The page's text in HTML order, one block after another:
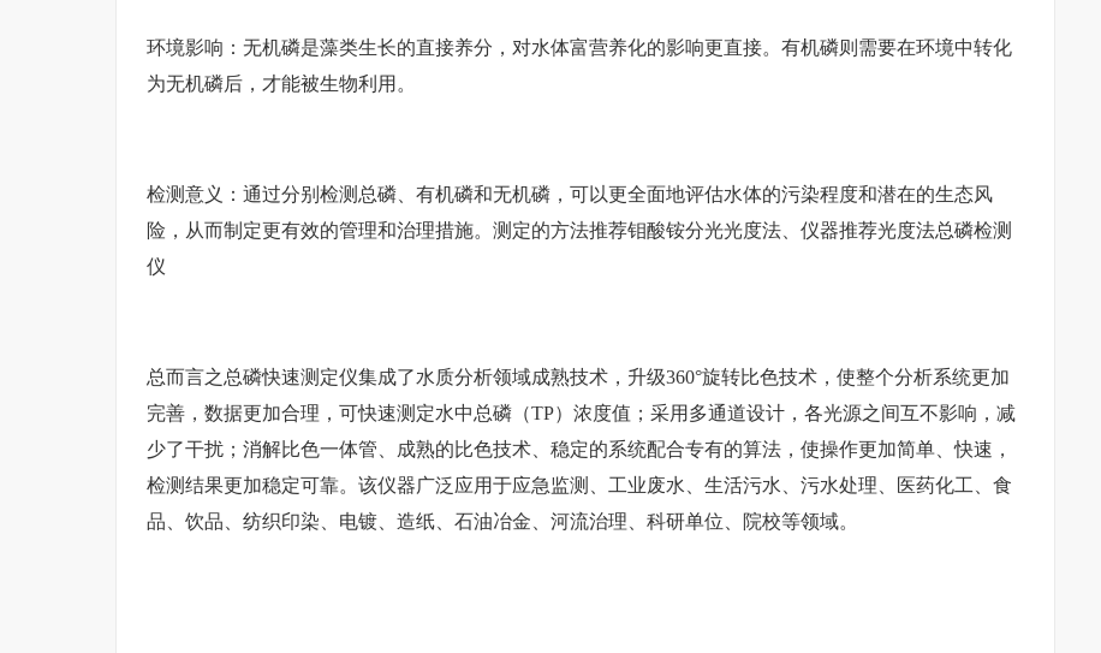
环境影响：无机磷是藻类生长的直接养分，对水体富营养化的影响更直接。有机磷则需要在环境中转化
为无机磷后，才能被生物利用。
检测意义：通过分别检测总磷、有机磷和无机磷，可以更全面地评估水体的污染程度和潜在的生态风
险，从而制定更有效的管理和治理措施。测定的方法推荐钼酸铵分光光度法、仪器推荐光度法总磷检测
仪
总而言之总磷快速测定仪集成了水质分析领域成熟技术，升级360°旋转比色技术，使整个分析系统更加
完善，数据更加合理，可快速测定水中总磷（TP）浓度值；采用多通道设计，各光源之间互不影响，减
少了干扰；消解比色一体管、成熟的比色技术、稳定的系统配合专有的算法，使操作更加简单、快速，
检测结果更加稳定可靠。该仪器广泛应用于应急监测、工业废水、生活污水、污水处理、医药化工、食
品、饮品、纺织印染、电镀、造纸、石油冶金、河流治理、科研单位、院校等领域。